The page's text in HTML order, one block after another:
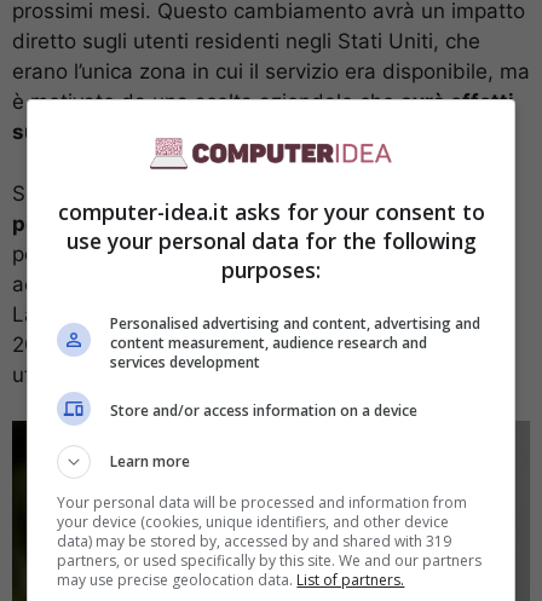
prossimi mesi. Questo cambiamento avrà un impatto
diretto sugli utenti residenti negli Stati Uniti, che
erano l’unica zona in cui il servizio era disponibile, ma
è motivato da una scelta aziendale cheavrà effetti
sugli utenti di tutto il mondo
Si tratta di un sistema di
per acquisti compresi tra 50 e 1,000 dollariche
permetteva agli utenti di suddividere il costo degli
acquisti in quattro rate distribuite su sei settimane.
Lanciato inizialmente in una fase limitata nel marzo
2023, il servizio è diventato disponibile per tutti gli
utenti statunitensi solo nell’ottobre 2023.
computer-idea.it asks for your consent to
use your personal data for the following
purposes:
Personalised advertising and content, advertising and
content measurement, audience research and
services development
Store and/or access information on a device
Learn more
Your personal data will be processed and information from
your device (cookies, unique identifiers, and other device
data) may be stored by, accessed by and shared with 319
partners, or used specifically by this site. We and our partners
may use precise geolocation data. List of partners.